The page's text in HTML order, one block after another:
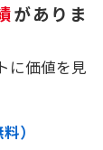
がありま
に価値を見
）